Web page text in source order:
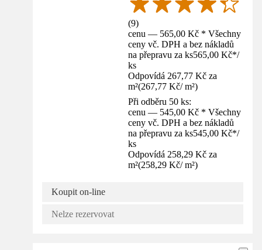
(9)
cenu — 565,00 Kč * Všechny
ceny vč. DPH a bez nákladů
na přepravu za ks565,00 Kč*/
ks
Odpovídá 267,77 Kč za
m²(267,77 Kč/ m²)
Při odběru 50 ks:
cenu — 545,00 Kč * Všechny
ceny vč. DPH a bez nákladů
na přepravu za ks545,00 Kč*/
ks
Odpovídá 258,29 Kč za
m²(258,29 Kč/ m²)
Koupit on-line
Nelze rezervovat